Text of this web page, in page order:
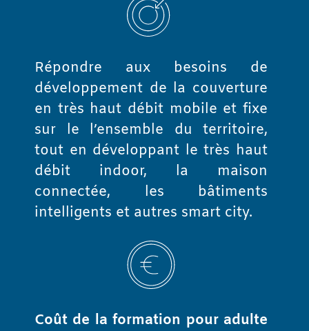
Répondre aux besoins de
développement de la couverture
en très haut débit mobile et fixe
sur le l’ensemble du territoire,
tout en développant le très haut
débit indoor, la maison
connectée, les bâtiments
intelligents et autres smart city.
Coût de la formation pour adulte